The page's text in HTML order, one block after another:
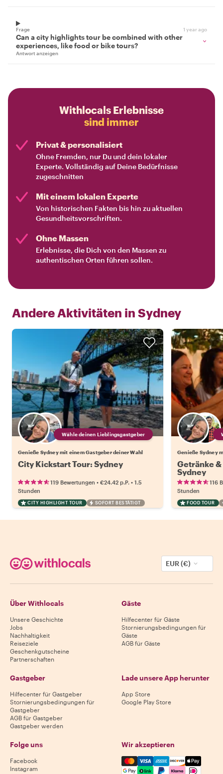
Frage 1 year ago
Can a city highlights tour be combined with other
experiences, like food or bike tours?
Antwort anzeigen
Withlocals Erlebnisse
sind immer
Privat & personalisiert
Ohne Fremden, nur Du und dein lokaler
Experte. Vollständig auf Deine Bedürfnisse
zugeschnitten
Mit einem lokalen Experte
Von historischen Fakten bis hin zu aktuellen
Gesundheitsvorschriften.
Ohne Massen
Erlebnisse, die Dich von den Massen zu
authentischen Orten führen sollen.
Andere Aktivitäten in Sydney
Wähle deinen Lieblingsgastgeber
Genieße Sydney mit einem Gastgeber deiner Wahl
City Kickstart Tour: Sydney
119 Bewertungen • €24.42 p.P. • 1.5
Stunden
CITY HIGHLIGHT TOUR SOFORT BESTÄTIGT
Genieße Sydney
Getränke
Sydney
116
Stunden
FOOD TOUR
EUR (€)
Über Withlocals
Unsere Geschichte
Jobs
Nachhaltigkeit
Reiseziele
Geschenkgutscheine
Partnerschaften
Gäste
Hilfecenter für Gäste
Stornierungsbedingungen für
Gäste
AGB für Gäste
Gastgeber
Hilfecenter für Gastgeber
Stornierungsbedingungen für
Gastgeber
AGB für Gastgeber
Gastgeber werden
Lade unsere App herunter
App Store
Google Play Store
Folge uns
Facebook
Instagram
Wir akzeptieren
Mastercard, Visa, Amex,